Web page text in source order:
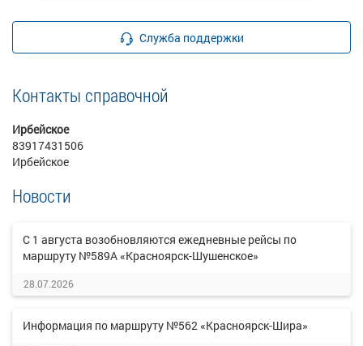
Служба поддержки
Контакты справочной
Ирбейское
83917431506
Ирбейское
Новости
С 1 августа возобновляются ежедневные рейсы по
маршруту №589А «Красноярск-Шушенское»
28.07.2026
Информация по маршруту №562 «Красноярск-Шира»